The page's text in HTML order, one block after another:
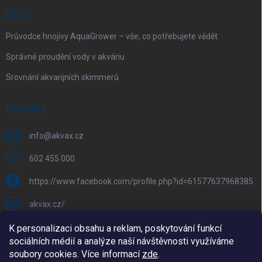
K personalizaci obsahu a reklam, poskytování funkcí
sociálních médií a analýze naší návštěvnosti využíváme
soubory cookies. Více informací zde.
BLOG
Průvodce hnojivy AquaGrower – vše, co potřebujete vědět
Správné proudění vody v akváriu
Srovnání akvarijních skimmerů
KONTAKT
info@akvax.cz
602 455 000
https://www.facebook.com/profile.php?id=61577637968385
akvax.cz/
602 455 000
@akvax_cz